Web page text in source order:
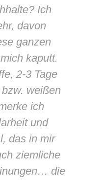
Ich
davon
ganzen
kaputt.
2-3 Tage
weißen
ich
und
das in mir
ziemliche
die